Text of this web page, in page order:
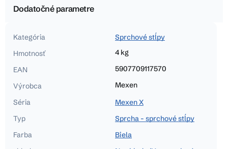
Dodatočné parametre
Kategória
Sprchové stĺpy
Hmotnosť
4 kg
EAN
5907709117570
Výrobca
Mexen
Séria
Mexen X
Typ
Sprcha - sprchové stĺpy
Farba
Biela